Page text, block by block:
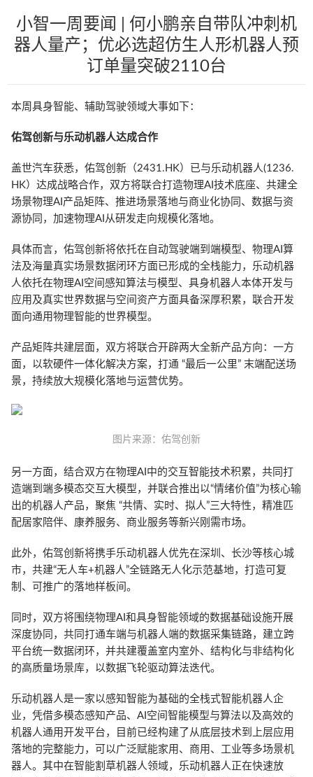
小智一周要闻 | 何小鹏亲自带队冲刺机
器人量产；优必选超仿生人形机器人预
订单量突破2110台
本周具身智能、辅助驾驶领域大事如下：
佑驾创新与乐动机器人达成合作
盖世汽车获悉，佑驾创新（2431.HK）已与乐动机器人(1236.
HK）达成战略合作，双方将联合打造物理AI技术底座、共建全
场景物理AI产品矩阵、推进场景落地与商业化协同、数据与资
源协同，加速物理AI从研发走向规模化落地。
具体而言，佑驾创新将依托在自动驾驶端到端模型、物理AI算
法及海量真实场景数据闭环方面已形成的全栈能力，乐动机器
人依托在物理AI空间感知算法与模型、具身机器人本体开发与
应用及真实世界数据与空间资产方面具备深厚积累，联合开发
面向通用物理智能的世界模型。
产品矩阵共建层面，双方将联合开辟两大全新产品方向：一方
面，以软硬件一体化解决方案，打通 “最后一公里” 末端配送场
景，持续放大规模化落地与运营优势。
图片来源：佑驾创新
另一方面，结合双方在物理AI中的交互智能技术积累，共同打
造端到端多模态交互大模型，并联合推出以“情绪价值”为核心输
出的机器人产品，聚焦 “共情、实时、拟人”三大特性，精准匹
配居家陪伴、康养服务、商业服务等新兴刚需市场。
此外，佑驾创新将携手乐动机器人优先在深圳、长沙等核心城
市，共建“无人车+机器人”全链路无人化示范基地，打造可复
制、可推广的落地样板间。
同时，双方将围绕物理AI和具身智能领域的数据基础设施开展
深度协同，共同打通车端与机器人端的数据采集链路，建立跨
平台统一数据闭环，并共建覆盖室内室外、结构化与非结构化
的高质量场景库，以数据飞轮驱动算法迭代。
乐动机器人是一家以感知智能为基础的全栈式智能机器人企
业，凭借多模态感知产品、AI空间智能模型与算法以及高效的
机器人通用开发平台，目前已经构建了从底层技术到上层应用
落地的完整能力，可以广泛赋能家用、商用、工业等多场景机
器人。其中在智能割草机器人领域，乐动机器人正在快速放